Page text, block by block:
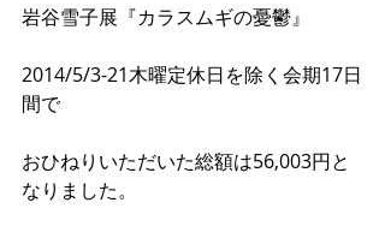
岩谷雪子展『カラスムギの憂鬱』
2014/5/3-21木曜定休日を除く会期17日
間で
おひねりいただいた総額は56,003円と
なりました。